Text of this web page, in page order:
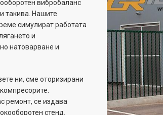
вибробаланс
такива. Нашите
симулират работата
и
натоварване и
ни, сме оторизирани
ремонт, се издава
стенд.